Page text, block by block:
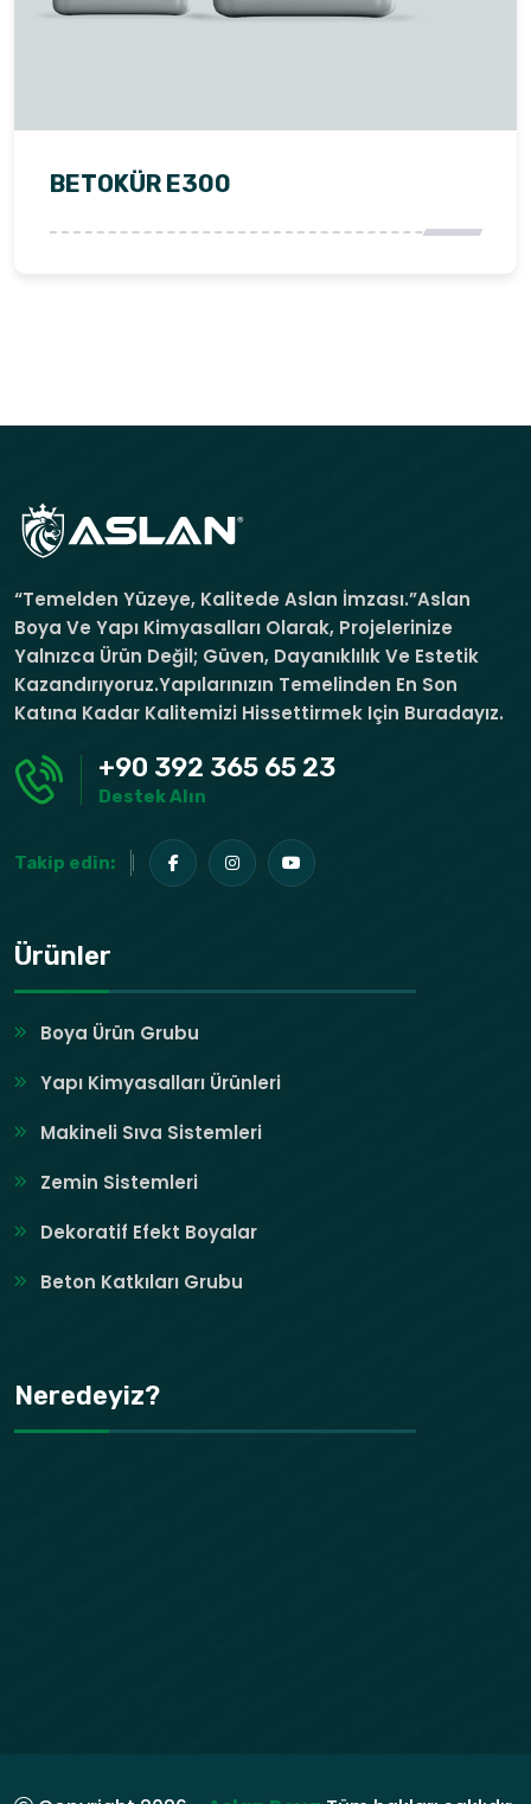
BETOKÜR E300
“Temelden Yüzeye, Kalitede Aslan İmzası.”Aslan
Boya Ve Yapı Kimyasalları Olarak, Projelerinize
Yalnızca Ürün Değil; Güven, Dayanıklılık Ve Estetik
Kazandırıyoruz.Yapılarınızın Temelinden En Son
Katına Kadar Kalitemizi Hissettirmek Için Buradayız.
+90 392 365 65 23
Destek Alın
Takip edin:
Ürünler
Boya Ürün Grubu
Yapı Kimyasalları Ürünleri
Makineli Sıva Sistemleri
Zemin Sistemleri
Dekoratif Efekt Boyalar
Beton Katkıları Grubu
Neredeyiz?